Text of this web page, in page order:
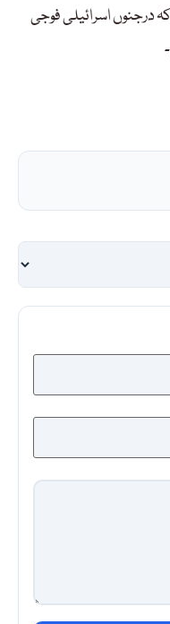
ہے جب کہ درجنوں اسرائیلی فوجی